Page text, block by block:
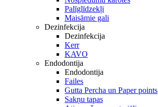
Palīglīdzekļi
Maisāmie gali
Dezinfekcija
Dezinfekcija
Kerr
KAVO
Endodontija
Endodontija
Failes
Gutta Percha un Paper points
Sakņu tapas